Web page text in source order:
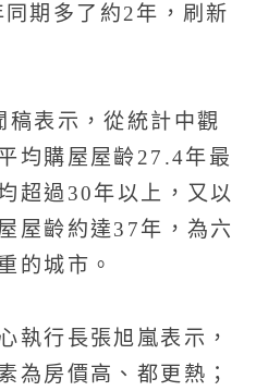
期多了約2年，刷新
稿表示，從統計中觀
均購屋屋齡27.4年最
超過30年以上，又以
屋齡約達37年，為六
的城市。
執行長張旭嵐表示，
為房價高、都更熱；